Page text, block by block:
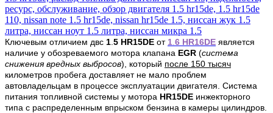
Ключевым отличием двс 1 5 HR15DE от 1 6 HR16DE является
наличие у обозреваемого мотора клапана EGR (система
снижения вредных выбросов), который после 150 тысяч
километров пробега доставляет не мало проблем
автовладельцам в процессе эксплуатации двигателя. Система
питания топливной системы у мотора HR15DE инжекторного
типа с распределенным впрыском бензина в камеры цилиндров.